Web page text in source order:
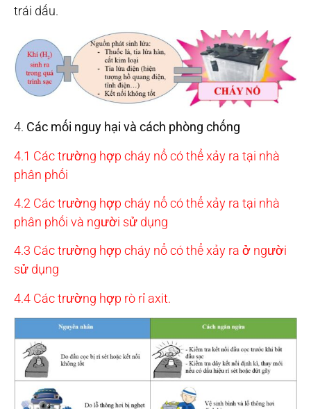
trái dấu.
4. Các mối nguy hại và cách phòng chống
4.1 Các trường hợp cháy nổ có thể xảy ra tại nhà
phân phối
4.2 Các trường hợp cháy nổ có thể xảy ra tại nhà
phân phối và người sử dụng
4.3 Các trường hợp cháy nổ có thể xảy ra ở người
sử dụng
4.4 Các trường hợp rò rỉ axit.